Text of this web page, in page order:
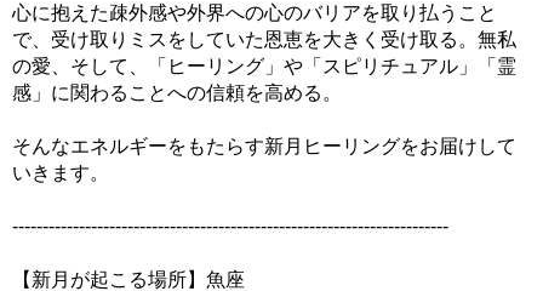
心に抱えた疎外感や外界への心のバリアを取り払うこと
で、受け取りミスをしていた恩恵を大きく受け取る。無私
の愛、そして、「ヒーリング」や「スピリチュアル」「霊
感」に関わることへの信頼を高める。
そんなエネルギーをもたらす新月ヒーリングをお届けして
いきます。
------------------------------------------------------------------------
【新月が起こる場所】魚座